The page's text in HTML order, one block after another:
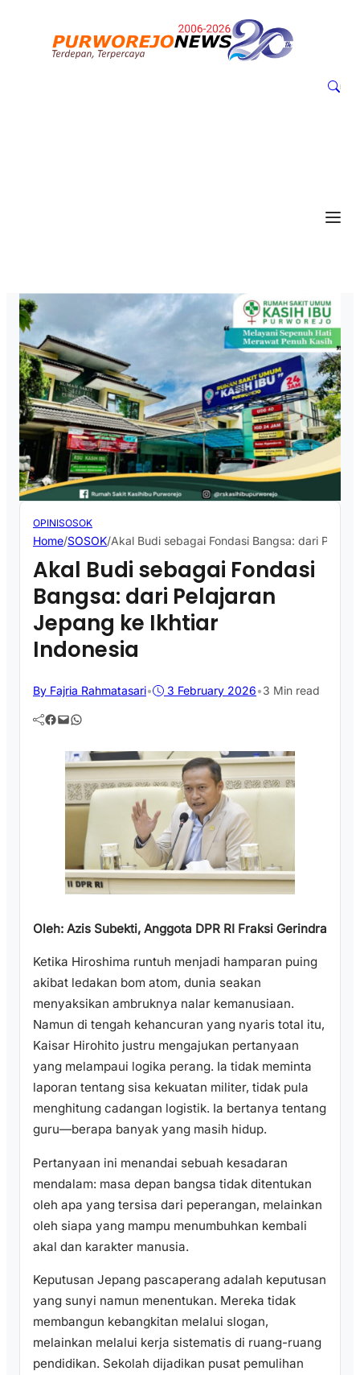
OPINISOSOK
Home/SOSOK/Akal Budi sebagai Fondasi Bangsa: dari
Akal Budi sebagai Fondasi
Bangsa: dari Pelajaran
Jepang ke Ikhtiar
Indonesia
By Fajria Rahmatasari• 3 February 2026•3 Min read
Facebook Mail WhatsApp
Oleh: Azis Subekti, Anggota DPR RI Fraksi Gerindra
Ketika Hiroshima runtuh menjadi hamparan puing
akibat ledakan bom atom, dunia seakan
menyaksikan ambruknya nalar kemanusiaan.
Namun di tengah kehancuran yang nyaris total itu,
Kaisar Hirohito justru mengajukan pertanyaan
yang melampaui logika perang. Ia tidak meminta
laporan tentang sisa kekuatan militer, tidak pula
menghitung cadangan logistik. Ia bertanya tentang
guru—berapa banyak yang masih hidup.
Pertanyaan ini menandai sebuah kesadaran
mendalam: masa depan bangsa tidak ditentukan
oleh apa yang tersisa dari peperangan, melainkan
oleh siapa yang mampu menumbuhkan kembali
akal dan karakter manusia.
Keputusan Jepang pascaperang adalah keputusan
yang sunyi namun menentukan. Mereka tidak
membangun kebangkitan melalui slogan,
melainkan melalui kerja sistematis di ruang-ruang
pendidikan. Sekolah dijadikan pusat pemulihan